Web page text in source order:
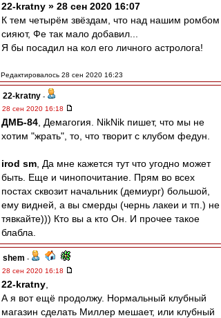
22-kratny » 28 сен 2020 16:07
К тем четырём звёздам, что над нашим ромбом
сияют, Фе так мало добавил...
Я бы посадил на кол его личного астролога!
Редактировалось 28 сен 2020 16:23
22-kratny -
28 сен 2020 16:18
ДМБ-84 , Демагогия. NikNik пишет, что мы не
хотим "жрать", то, что творит с клубом федун.
irod sm , Да мне кажется тут что угодно может
быть. Еще и чинопочитание. Прям во всех
постах сквозит начальник (демиург) большой,
ему видней, а вы смерды (чернь лакеи и тп.) не
тявкайте))) Кто вы а кто Он. И прочее такое
блабла.
shem -
28 сен 2020 16:18
22-kratny
А я вот ещё продолжу. Нормальный клубный
магазин сделать Миллер мешает, или клубный